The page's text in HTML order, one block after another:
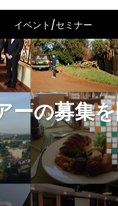
イベント/セミナー
ーの募集